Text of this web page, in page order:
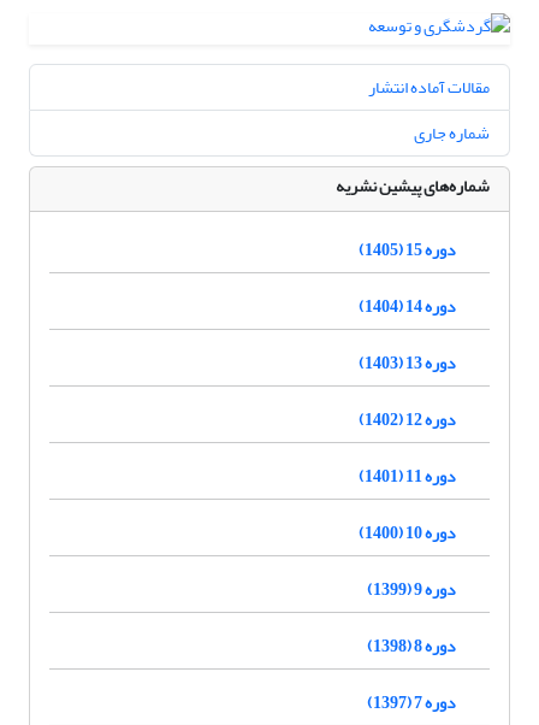
مقالات آماده انتشار
شماره جاری
شماره‌های پیشین نشریه
دوره 15 (1405)
دوره 14 (1404)
دوره 13 (1403)
دوره 12 (1402)
دوره 11 (1401)
دوره 10 (1400)
دوره 9 (1399)
دوره 8 (1398)
دوره 7 (1397)